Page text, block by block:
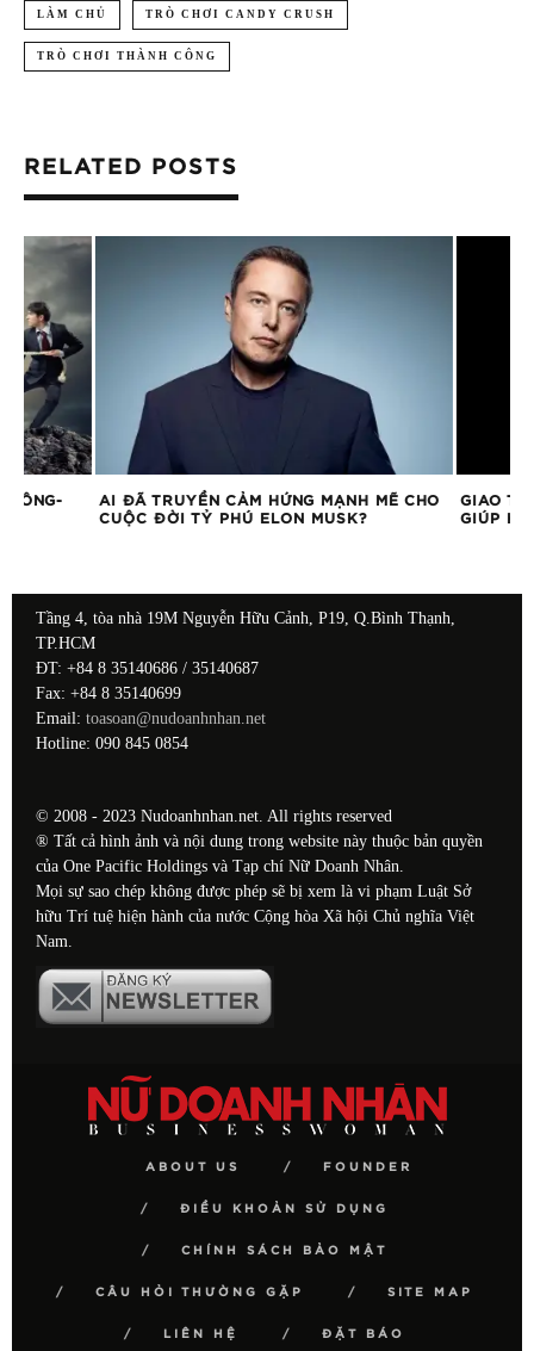
LÀM CHỦ TRÒ CHƠI CANDY CRUSH
TRÒ CHƠI THÀNH CÔNG
RELATED POSTS
AI ĐÃ TRUYỀN CẢM HỨNG MẠNH MẼ CHO
CUỘC ĐỜI TỶ PHÚ ELON MUSK?
GIAO TIẾP
GIÚP KÉO GẦN
Tầng 4, tòa nhà 19M Nguyễn Hữu Cảnh, P19, Q.Bình Thạnh,
TP.HCM
ĐT: +84 8 35140686 / 35140687
Fax: +84 8 35140699
Email: toasoan@nudoanhnhan.net
Hotline: 090 845 0854
© 2008 - 2023 Nudoanhnhan.net. All rights reserved
® Tất cả hình ảnh và nội dung trong website này thuộc bản quyền
của One Pacific Holdings và Tạp chí Nữ Doanh Nhân.
Mọi sự sao chép không được phép sẽ bị xem là vi phạm Luật Sở
hữu Trí tuệ hiện hành của nước Cộng hòa Xã hội Chủ nghĩa Việt
Nam.
ABOUT US FOUNDER
ĐIỀU KHOẢN SỬ DỤNG
CHÍNH SÁCH BẢO MẬT
CÂU HỎI THƯỜNG GẶP SITE MAP
LIÊN HỆ ĐẶT BÁO